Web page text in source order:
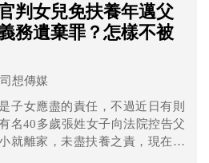
判女兒免扶養年邁父
務遺棄罪？怎樣不被
想傳媒
子女應盡的責任，不過近日有則
名40多歲張姓女子向法院控告父
就離家，未盡扶養之責，現在已